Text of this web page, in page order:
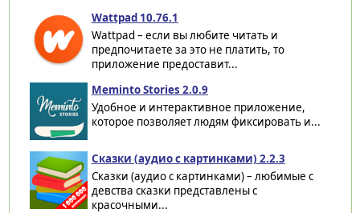
Wattpad 10.76.1
Wattpad – если вы любите читать и
предпочитаете за это не платить, то
приложение предоставит...
Meminto Stories 2.0.9
Удобное и интерактивное приложение,
которое позволяет людям фиксировать и...
Сказки (аудио с картинками) 2.2.3
Сказки (аудио с картинками) – любимые с
девства сказки представлены с
красочными...